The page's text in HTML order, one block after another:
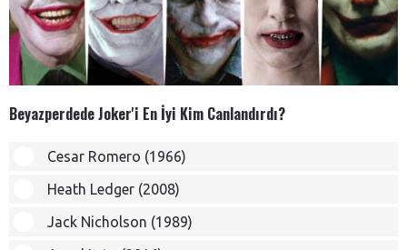
Beyazperdede Joker'i En İyi Kim Canlandırdı?
Cesar Romero (1966)
Heath Ledger (2008)
Jack Nicholson (1989)